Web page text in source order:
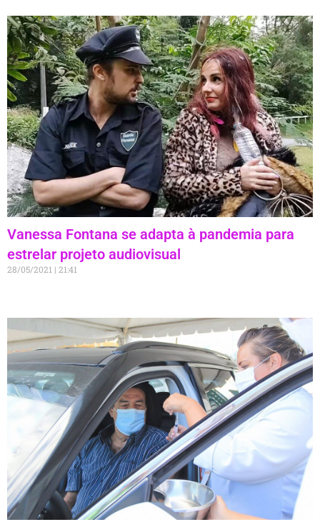
Vanessa Fontana se adapta à pandemia para
estrelar projeto audiovisual
28/05/2021 21:41